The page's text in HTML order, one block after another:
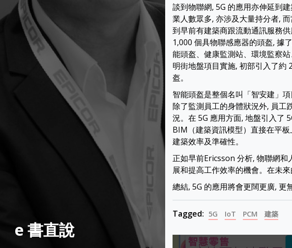
e 書直說
談到物聯網, 5G 的應用亦伸延到
業人數眾多, 亦涉及大量持分者,
到早前有建築商跟流動通訊服務
1,000 個具物聯感應器的頭盔, 據
能頭盔、健康監測站、環境監察
明街地盤項目實施, 初部引入了約
盔。
智能頭盔是整個名叫「智安建」
除了監測員工的身體狀況外, 員工
況。在 5G 應用方面, 地盤引入了
BIM（建築資訊模型）直接在平
建築效率及準確性。
正如早前Ericsson 分析, 物聯網
展和提高工作效率的機會。在未
總結, 5G 的應用將會更闊更廣, 更
Tagged: 5G IoT PCM 建築
Post